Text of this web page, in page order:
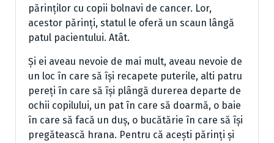
părinților cu copii bolnavi de cancer. Lor,
acestor părinți, statul le oferă un scaun lângă
patul pacientului. Atât.
Și ei aveau nevoie de mai mult, aveau nevoie de
un loc în care să își recapete puterile, alti patru
pereți în care să își plângă durerea departe de
ochii copilului, un pat în care să doarmă, o baie
în care să facă un duș, o bucătărie în care să își
pregătească hrana. Pentru că acești părinți și